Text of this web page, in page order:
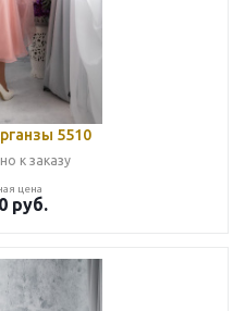
5510
к заказу
цена
руб.